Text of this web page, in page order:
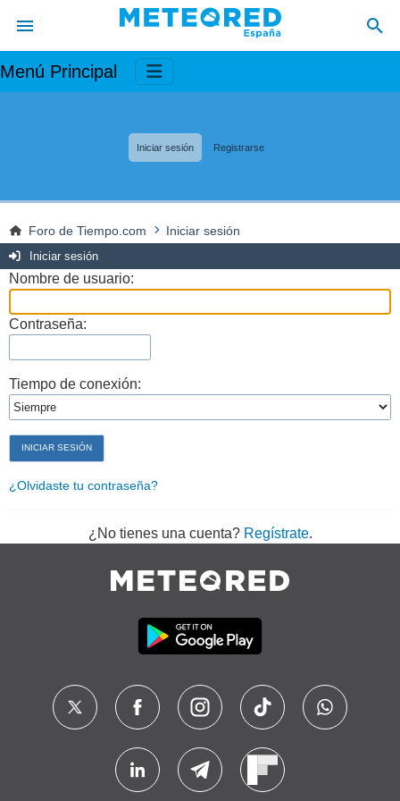
Menú Principal
Iniciar sesión Registrarse
Foro de Tiempo.com Iniciar sesión
Iniciar sesión
Nombre de usuario:
Contraseña:
Tiempo de conexión:
¿Olvidaste tu contraseña?
¿No tienes una cuenta? Regístrate.